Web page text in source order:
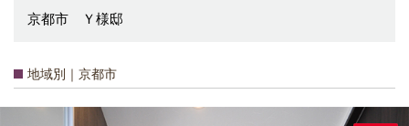
京都市 Ｙ様邸
地域別｜京都市